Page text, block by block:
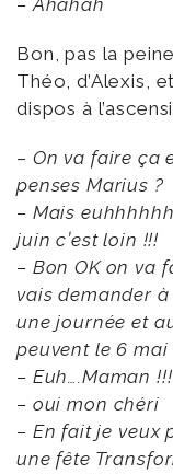
– Ahahah
Bon, pas la
Théo, d’Alexis,
dispos à
– On va faire ça
penses Marius ?
– Mais
juin c’est loin !!!
– Bon OK on va
vais demander
une journée et
peuvent le 6 mai
– Euh….Maman !!!
– oui mon chéri
– En fait je veux
une fête